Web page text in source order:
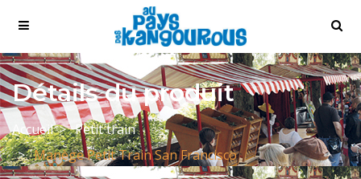
Détails du produit
Accueil
Petit train
Manège Petit Train San Francisco